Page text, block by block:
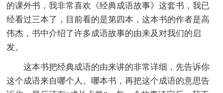
的课外书，我非常喜欢《经典成语故事》这套书，我已
经看过三本了，目前看的是第四本，这本书的作者是高
伟杰，书中介绍了许多成语故事的由来及对我们的启
发。
这本书把经典成语的由来讲的非常详细，先告诉你
这个成语来自哪个人、哪本书，再把这个成语的意思告